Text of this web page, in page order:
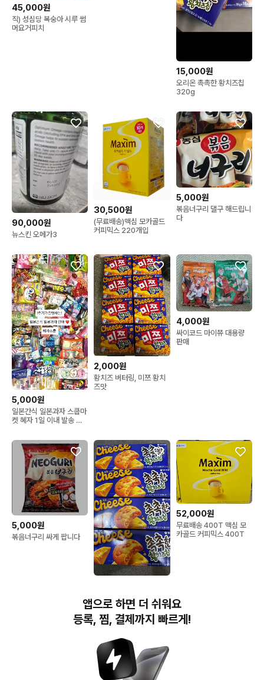
45,000원
직) 성심당 복숭아 시루 썸
머요거피치
15,000원
오리온 촉촉한 황치즈칩
320g
90,000원
뉴스킨 오메가3
30,500원
(무료배송)맥심 모카골드
커피믹스 220개입
5,000원
볶음너구리 댈구 해드립니
다
5,000원
일본간식 일본과자 스쿱마
켓 혜자 1일 이내 발송 일
2,000원
황치즈 버터링, 미쯔 황치
즈맛
4,000원
싸이코드 마이쮸 대용량
판매
5,000원
볶음너구리 싸게 팝니다
(미개봉) 오리온 촉촉한 황
치즈칩 160g
52,000원
무료배송 400T 맥심 모
카골드 커피믹스 400T
번개장터(주) 사업자정보, 이용약관 및 기타 법적고지
앱으로 하면 더 쉬워요
등록, 찜, 결제까지 빠르게!